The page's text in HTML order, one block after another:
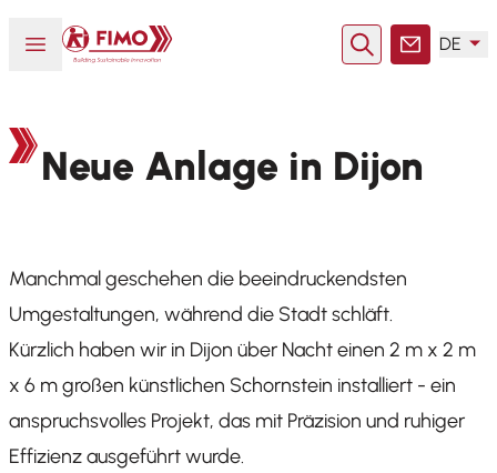
Menü öffnen oder schließen
Zurück zur Startseite
SucheKontakt
DE
Neue Anlage in Dijon
Manchmal geschehen die beeindruckendsten
Umgestaltungen, während die Stadt schläft.
Kürzlich haben wir in Dijon über Nacht einen 2 m x 2 m
x 6 m großen künstlichen Schornstein installiert - ein
anspruchsvolles Projekt, das mit Präzision und ruhiger
Effizienz ausgeführt wurde.